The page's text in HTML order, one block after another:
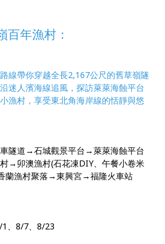
百年漁村：
線帶你穿越全長2,167公尺的舊草嶺隧
迷人濱海線追風，探訪萊萊海蝕平台
漁村，享受東北角海岸線的恬靜與悠
隧道→石城觀景平台→萊萊海蝕平台
→卯澳漁村(石花凍DIY、午餐小卷米
蘭漁村聚落→東興宮→福隆火車站
、8/7、8/23